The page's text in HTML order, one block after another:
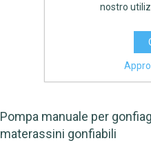
Pompa manuale per
materassini gonfiabili
nostro